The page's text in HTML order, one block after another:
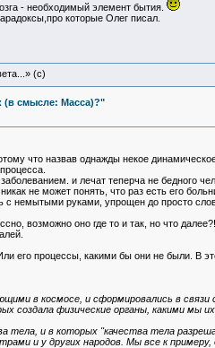
- необходимый элемент бытия.
которые Олег писал.
(c)
(в смысле: Масса)?"
что назвав однажды некое
и лечат теперча не бедного
не может понять, что раз есть его
с немытыми руками, упрощен до просто
возможно оно где то и так, но что
его процессы, какими бы они не были. В
в космосе, и сформировались в
создала физические органы, какими мы
тела, и в которых "качества тела
и у других народов. Мы все к